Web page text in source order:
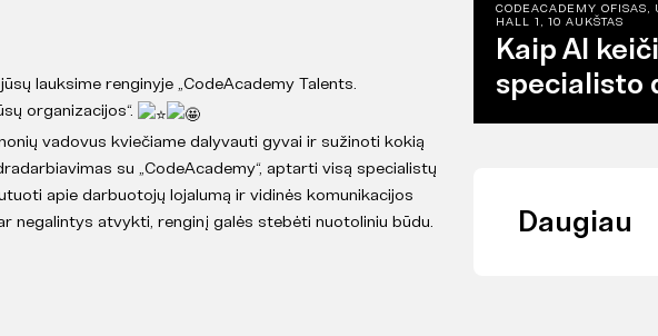
lauksime renginyje „CodeAcademy Talents.
organizacijos“.
vadovus kviečiame dalyvauti gyvai ir sužinoti kokią
su „CodeAcademy“, aptarti visą specialistų
apie darbuotojų lojalumą ir vidinės komunikacijos
negalintys atvykti, renginį galės stebėti nuotoliniu būdu.
CODEACADEMY
HALL 1, 10 AUKŠTAS
Kaip AI
specialisto
Daugiau